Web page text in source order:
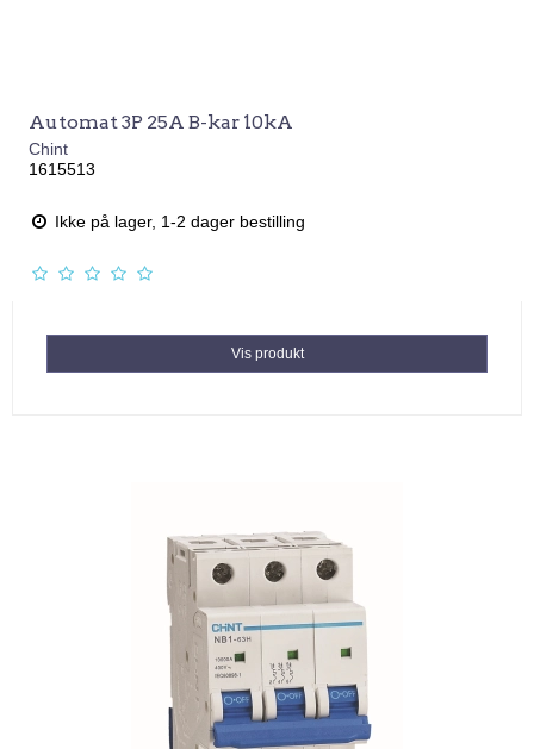
Automat 3P 25A B-kar 10kA
Chint
1615513
Ikke på lager, 1-2 dager bestilling
Vis produkt